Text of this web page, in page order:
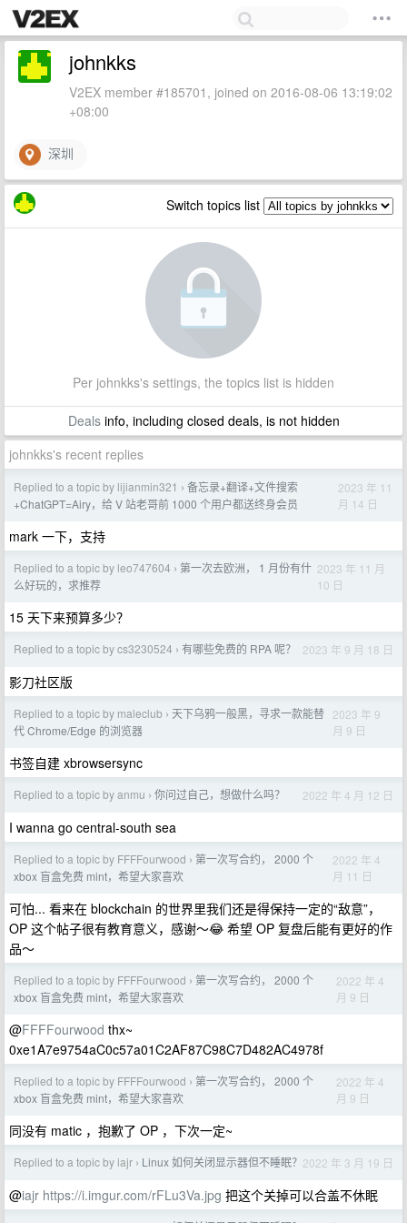
johnkks
V2EX member #185701, joined on 2016-08-06 13:19:02
+08:00
深圳
Switch topics list
Per johnkks's settings, the topics list is hidden
Dealsinfo, including closed deals, is not hidden
johnkks's recent replies
Replied to a topic by lijianmin321 › 备忘录+翻译+文件搜索
+ChatGPT=Airy，给 V 站老哥前 1000 个用户都送终身会员
2023 年 11
月 14 日
mark 一下，支持
Replied to a topic by leo747604 › 第一次去欧洲， 1 月份有什
么好玩的，求推荐
2023 年 11 月
10 日
15 天下来预算多少？
Replied to a topic by cs3230524 › 有哪些免费的 RPA 呢？ 2023 年 9 月 18 日
影刀社区版
Replied to a topic by maleclub › 天下乌鸦一般黑，寻求一款能替
代 Chrome/Edge 的浏览器
2023 年 9
月 9 日
书签自建 xbrowsersync
Replied to a topic by anmu › 你问过自己，想做什么吗？ 2022 年 4 月 12 日
I wanna go central-south sea
Replied to a topic by FFFFourwood › 第一次写合约， 2000 个
xbox 盲盒免费 mint，希望大家喜欢
2022 年 4
月 11 日
可怕... 看来在 blockchain 的世界里我们还是得保持一定的“敌意”，
OP 这个帖子很有教育意义，感谢～😂 希望 OP 复盘后能有更好的作
品～
Replied to a topic by FFFFourwood › 第一次写合约， 2000 个
xbox 盲盒免费 mint，希望大家喜欢
2022 年 4
月 9 日
@FFFFourwood thx~
0xe1A7e9754aC0c57a01C2AF87C98C7D482AC4978f
Replied to a topic by FFFFourwood › 第一次写合约， 2000 个
xbox 盲盒免费 mint，希望大家喜欢
2022 年 4
月 9 日
同没有 matic ，抱歉了 OP ，下次一定~
Replied to a topic by iajr › Linux 如何关闭显示器但不睡眠？ 2022 年 3 月 19 日
@iajr https://i.imgur.com/rFLu3Va.jpg 把这个关掉可以合盖不休眠